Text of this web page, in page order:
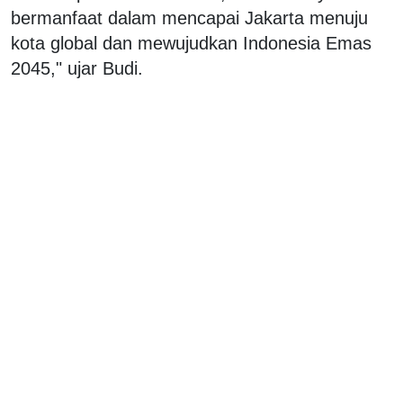
bermanfaat dalam mencapai Jakarta menuju
kota global dan mewujudkan Indonesia Emas
2045," ujar Budi.